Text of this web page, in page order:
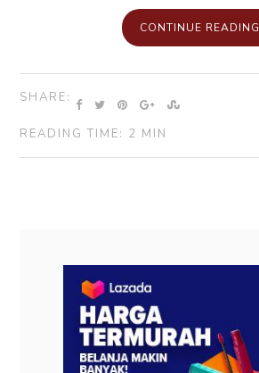
CONTINUE READING
SHARE:
READING TIME: 2 MIN